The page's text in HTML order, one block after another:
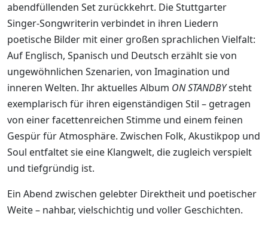
abendfüllenden Set zurückkehrt. Die Stuttgarter
Singer-Songwriterin verbindet in ihren Liedern
poetische Bilder mit einer großen sprachlichen Vielfalt:
Auf Englisch, Spanisch und Deutsch erzählt sie von
ungewöhnlichen Szenarien, von Imagination und
inneren Welten. Ihr aktuelles Album ON STANDBYsteht
exemplarisch für ihren eigenständigen Stil – getragen
von einer facettenreichen Stimme und einem feinen
Gespür für Atmosphäre. Zwischen Folk, Akustikpop und
Soul entfaltet sie eine Klangwelt, die zugleich verspielt
und tiefgründig ist.
Ein Abend zwischen gelebter Direktheit und poetischer
Weite – nahbar, vielschichtig und voller Geschichten.